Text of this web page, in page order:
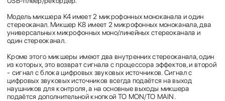
Модель микшера K4 имеет 2 микрофонных моноканала и один
стереоканал. Микшер K8 имеет 2 микрофонных моноканала, два
универсальных микрофонных моно/линейных стереоканала и
один стереоканал.
Кроме этого микшеры имеют два внутренних стереоканала, один
из которых, это возврат сигнала с процессора эффектов, и второй
- сигнал с блока цифровых звуковых источников. Сигнал с
цифровых звуковых источников всегда подаётся на выход
наушников для контроля, а на основные выходы микшера
подаётся дополнительной кнопкой TO MON/TO MAIN.